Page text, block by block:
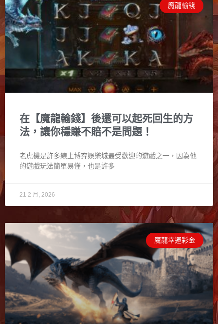
魔龍輸錢
在【魔龍輸錢】後還可以起死回生的方
法，讓你穩賺不賠不是問題！
老虎機是許多線上博弈娛樂城最受歡迎的遊戲之一，因為他
的遊戲玩法簡單易懂，也是許多
21 2 月, 2026
魔龍幸運彩金